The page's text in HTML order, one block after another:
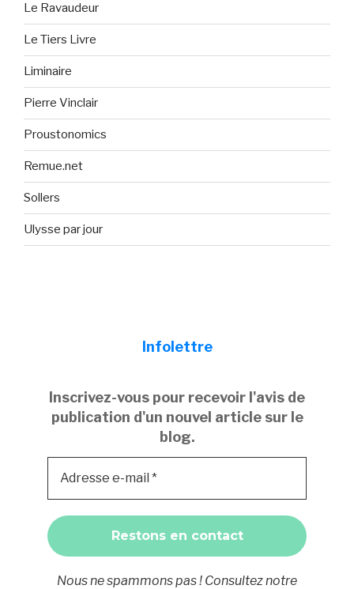
Le Ravaudeur
Le Tiers Livre
Liminaire
Pierre Vinclair
Proustonomics
Remue.net
Sollers
Ulysse par jour
Infolettre
Inscrivez-vous pour recevoir l'avis de
publication d'un nouvel article sur le
blog.
Nous ne spammons pas ! Consultez notre